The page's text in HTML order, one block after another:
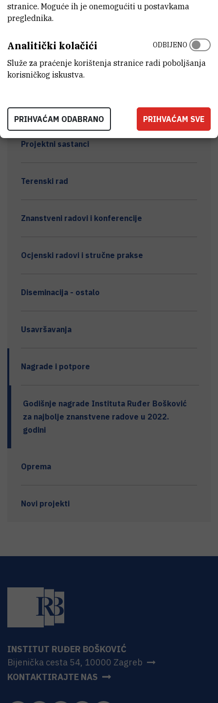
BIOMOLEKULE KOJE VEŽU METALE I
SLATKOVODNIH ORGANIZAMA IZLOŽENIH
Istraživački tim
Projektni sastanci
Terenski rad
Znanstveni radovi i konferencije
Ocjenski radovi i stručne prakse
Diseminacija - ostalo
Usavršavanja
Nagrade i potpore
Godišnje nagrade Instituta Ruđer Bošković
za najbolje znanstvene radove u 2022.
godini
Oprema
Novi projekti
INSTITUT RUĐER BOŠKOVIĆ
Bijenička cesta 54, 10000 Zagreb
KONTAKTIRAJTE NAS
stranice. Moguće ih je onemogućiti u postavkama
preglednika.
Analitički kolačići
Služe za praćenje korištenja stranice radi poboljšanja
korisničkog iskustva.
ODBIJENO
PRIHVAĆAM ODABRANO PRIHVAĆAM SVE